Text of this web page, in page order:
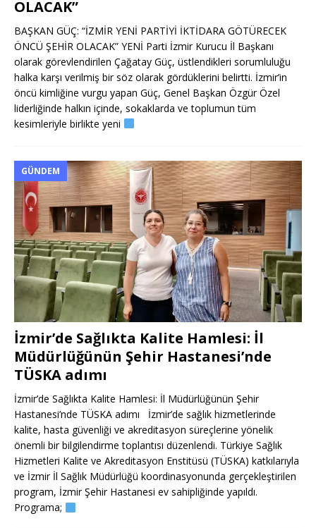
OLACAK”
BAŞKAN GÜÇ: “İZMİR YENİ PARTİYİ İKTİDARA GÖTÜRECEK
ÖNCÜ ŞEHİR OLACAK” YENİ Parti İzmir Kurucu İl Başkanı
olarak görevlendirilen Çağatay Güç, üstlendikleri sorumluluğu
halka karşı verilmiş bir söz olarak gördüklerini belirtti. İzmir’in
öncü kimliğine vurgu yapan Güç, Genel Başkan Özgür Özel
liderliğinde halkın içinde, sokaklarda ve toplumun tüm
kesimleriyle birlikte yeni
GÜNDEM
İzmir’de Sağlıkta Kalite Hamlesi: İl
Müdürlüğünün Şehir Hastanesi’nde
TÜSKA adımı
İzmir’de Sağlıkta Kalite Hamlesi: İl Müdürlüğünün Şehir
Hastanesi’nde TÜSKA adımı İzmir’de sağlık hizmetlerinde
kalite, hasta güvenliği ve akreditasyon süreçlerine yönelik
önemli bir bilgilendirme toplantısı düzenlendi. Türkiye Sağlık
Hizmetleri Kalite ve Akreditasyon Enstitüsü (TÜSKA) katkılarıyla
ve İzmir İl Sağlık Müdürlüğü koordinasyonunda gerçekleştirilen
program, İzmir Şehir Hastanesi ev sahipliğinde yapıldı.
Programa;